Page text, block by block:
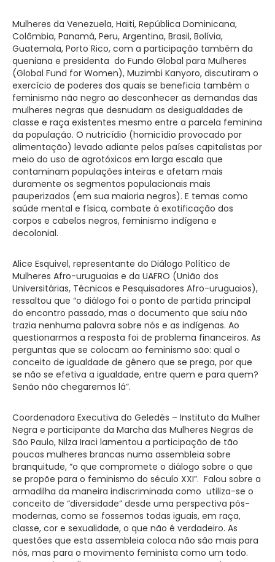
Mulheres da Venezuela, Haiti, República Dominicana,
Colômbia, Panamá, Peru, Argentina, Brasil, Bolívia,
Guatemala, Porto Rico, com a participação também da
queniana e presidenta do Fundo Global para Mulheres
(Global Fund for Women), Muzimbi Kanyoro, discutiram o
exercício de poderes dos quais se beneficia também o
feminismo não negro ao desconhecer as demandas das
mulheres negras que desnudam as desigualdades de
classe e raça existentes mesmo entre a parcela feminina
da população. O nutricídio (homicídio provocado por
alimentação) levado adiante pelos países capitalistas por
meio do uso de agrotóxicos em larga escala que
contaminam populações inteiras e afetam mais
duramente os segmentos populacionais mais
pauperizados (em sua maioria negros). E temas como
saúde mental e física, combate à exotificação dos
corpos e cabelos negros, feminismo indígena e
decolonial.
Alice Esquivel, representante do Diálogo Político de
Mulheres Afro-uruguaias e da UAFRO (União dos
Universitárias, Técnicos e Pesquisadores Afro-uruguaios),
ressaltou que “o diálogo foi o ponto de partida principal
do encontro passado, mas o documento que saiu não
trazia nenhuma palavra sobre nós e as indígenas. Ao
questionarmos a resposta foi de problema financeiros. As
perguntas que se colocam ao feminismo são: qual o
conceito de igualdade de gênero que se prega, por que
se não se efetiva a igualdade, entre quem e para quem?
Senão não chegaremos lá”.
Coordenadora Executiva do Geledés – Instituto da Mulher
Negra e participante da Marcha das Mulheres Negras de
São Paulo, Nilza Iraci lamentou a participação de tão
poucas mulheres brancas numa assembleia sobre
branquitude, “o que compromete o diálogo sobre o que
se propõe para o feminismo do século XXI”. Falou sobre a
armadilha da maneira indiscriminada como utiliza-se o
conceito de “diversidade” desde uma perspectiva pós-
modernas, como se fossemos todas iguais, em raça,
classe, cor e sexualidade, o que não é verdadeiro. As
questões que esta assembleia coloca não são mais para
nós, mas para o movimento feminista como um todo.